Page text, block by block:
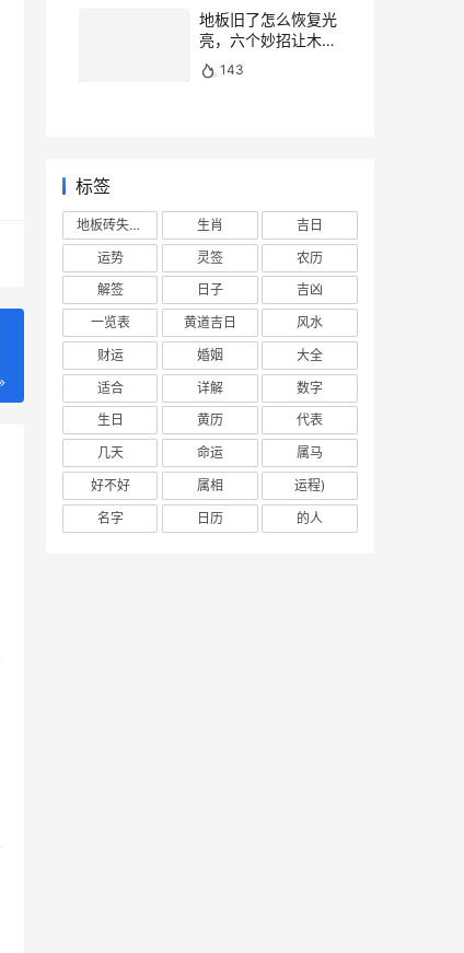
地板旧了怎么恢复光
亮，六个妙招让木地
板焕然一新
143
标签
地板砖失去光泽 生肖
吉日
运势
灵签
农历
解签
日子
吉凶
一览表
黄道吉日
风水
财运
婚姻
大全
适合
详解
数字
生日
黄历
代表
几天
命运
属马
好不好
属相
运程)
名字
日历 的人